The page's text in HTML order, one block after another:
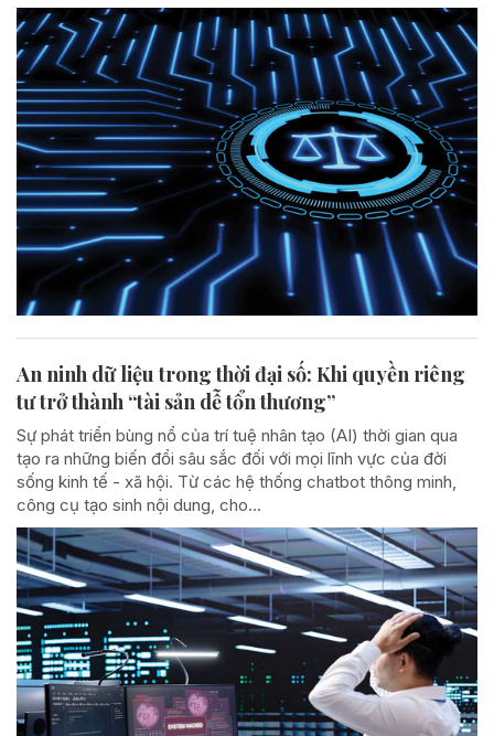
An ninh dữ liệu trong thời đại số: Khi quyền riêng
tư trở thành “tài sản dễ tổn thương”
Sự phát triển bùng nổ của trí tuệ nhân tạo (AI) thời gian qua
tạo ra những biến đổi sâu sắc đối với mọi lĩnh vực của đời
sống kinh tế - xã hội. Từ các hệ thống chatbot thông minh,
công cụ tạo sinh nội dung, cho...